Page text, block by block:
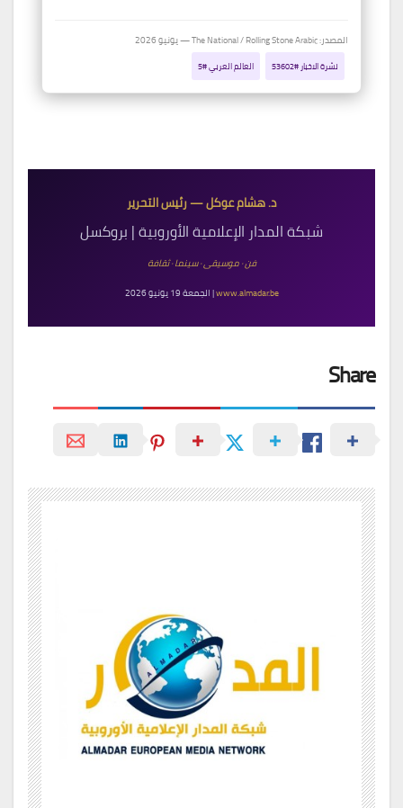
المصدر: The National / Rolling Stone Arabic — يونيو 2026
نشرة الاخبار #53602 العالم العربي #5
د. هشام عوكل — رئيس التحرير
شبكة المدار الإعلامية الأوروبية | بروكسل
فن · موسيقى · سينما · ثقافة
www.almadar.be| الجمعة 19 يونيو 2026
Share